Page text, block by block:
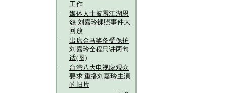
工作
·
媒体人士披露江湖恩
怨 刘嘉玲裸照事件大
回放
·
出席金马奖备受保护
刘嘉玲全程只讲两句
话(图)
·
台湾八大电视应观众
要求 重播刘嘉玲主演
的旧片